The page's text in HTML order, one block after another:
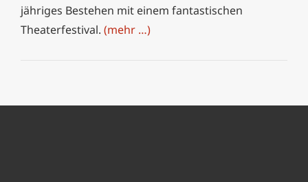
jähriges Bestehen mit einem fantastischen
Theaterfestival. (mehr …)